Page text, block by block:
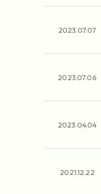
2023.07.07
2023.07.06
2023.04.04
2021.12.22